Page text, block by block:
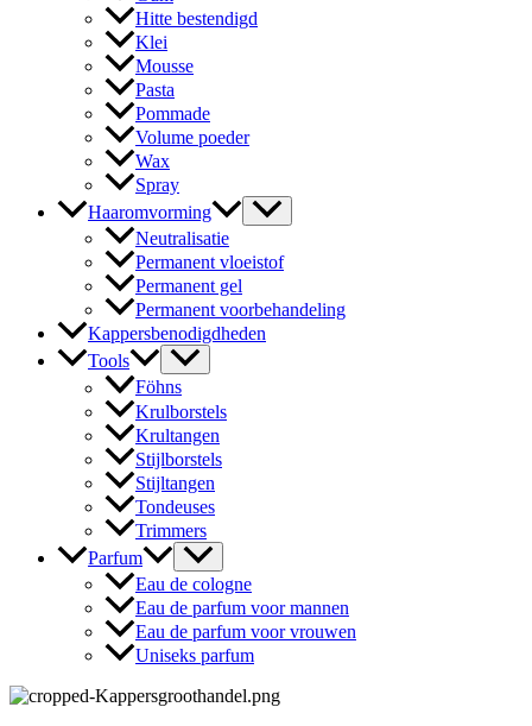
Hitte bestendigd
Klei
Mousse
Pasta
Pommade
Volume poeder
Wax
Spray
Haaromvorming
Neutralisatie
Permanent vloeistof
Permanent gel
Permanent voorbehandeling
Kappersbenodigdheden
Tools
Föhns
Krulborstels
Krultangen
Stijlborstels
Stijltangen
Tondeuses
Trimmers
Parfum
Eau de cologne
Eau de parfum voor mannen
Eau de parfum voor vrouwen
Uniseks parfum